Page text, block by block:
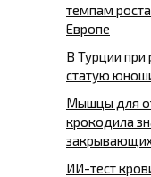
темпам
Европе
В Турции
статую
Мышцы для
крокодила
ИИ-тест